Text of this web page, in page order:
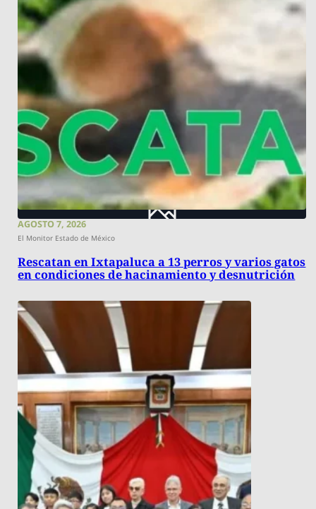
AGOSTO 7, 2026
El Monitor Estado de México
Rescatan en Ixtapaluca a 13 perros y varios gatos
en condiciones de hacinamiento y desnutrición